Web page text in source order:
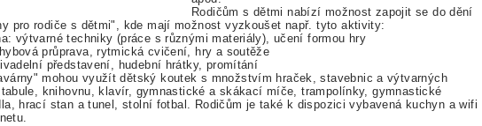
Rodičům s dětmi nabízí možnost zapojit se do dění
pro rodiče s dětmi", kde mají možnost vyzkoušet např. tyto aktivity:
výtvarné techniky (práce s různými materiály), učení formou hry
průprava, rytmická cvičení, hry a soutěže
představení, hudební hrátky, promítání
mohou využít dětský koutek s množstvím hraček, stavebnic a výtvarných
knihovnu, klavír, gymnastické a skákací míče, trampolínky, gymnastické
hrací stan a tunel, stolní fotbal. Rodičům je také k dispozici vybavená kuchyn a wifi